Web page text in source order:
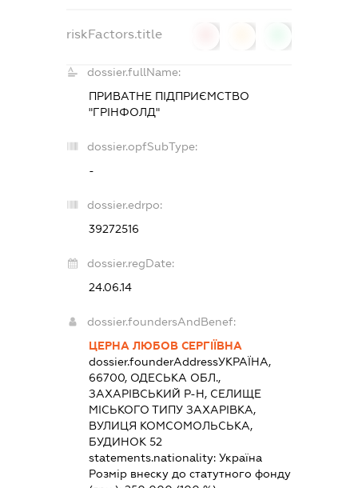
riskFactors.title
dossier.fullName:
ПРИВАТНЕ ПІДПРИЄМСТВО
"ГРІНФОЛД"
dossier.opfSubType:
-
dossier.edrpo:
39272516
dossier.regDate:
24.06.14
dossier.foundersAndBenef:
ЦЕРНА ЛЮБОВ СЕРГІЇВНА
dossier.founderAddressУКРАЇНА,
66700, ОДЕСЬКА ОБЛ.,
ЗАХАРІВСЬКИЙ Р-Н, СЕЛИЩЕ
МІСЬКОГО ТИПУ ЗАХАРІВКА,
ВУЛИЦЯ КОМСОМОЛЬСЬКА,
БУДИНОК 52
statements.nationality:Україна
Розмір внеску до статутного фонду